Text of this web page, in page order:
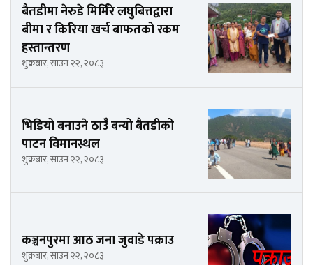
बैतडीमा नेरुडे मिर्मिरे लघुबित्तद्वारा
बीमा र किरिया खर्च बाफतको रकम
हस्तान्तरण
शुक्रबार, साउन २२, २०८३
भिडियो बनाउने ठाउँ बन्यो बैतडीको
पाटन विमानस्थल
शुक्रबार, साउन २२, २०८३
कञ्चनपुरमा आठ जना जुवाडे पक्राउ
शुक्रबार, साउन २२, २०८३